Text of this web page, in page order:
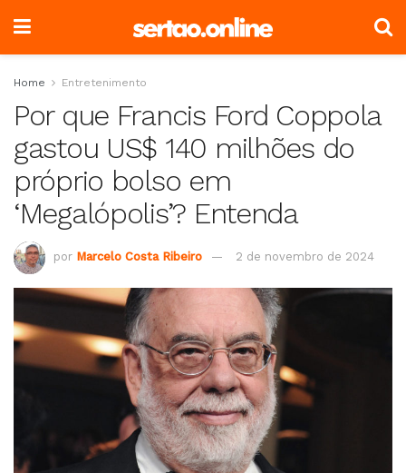
Home Entretenimento
Por que Francis Ford Coppola
gastou US$ 140 milhões do
próprio bolso em
‘Megalópolis’? Entenda
por Marcelo Costa Ribeiro 2 de novembro de 2024